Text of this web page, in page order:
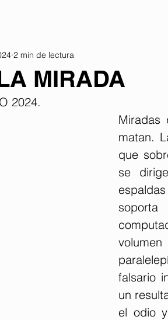
MIRADA
2 min de lectura
2024.
Miradas
matan.
que
se
falsario
un
el odio